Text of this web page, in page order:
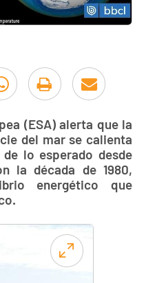
(ESA) alerta que la
del mar se calienta
lo esperado desde
la década de 1980,
energético que